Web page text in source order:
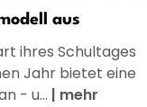
aus
ihres Schultages
Jahr bietet eine
- u... | mehr